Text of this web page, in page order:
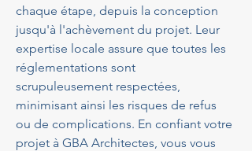
chaque étape, depuis la conception
jusqu'à l'achèvement du projet. Leur
expertise locale assure que toutes les
réglementations sont
scrupuleusement respectées,
minimisant ainsi les risques de refus
ou de complications. En confiant votre
projet à GBA Architectes, vous vous